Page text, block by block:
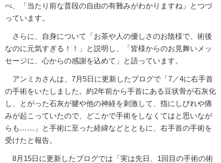
べ、「当たり前な普段の自由の有難みがわかりますね」とつづ
っています。
さらに、自身について「お茶や人の優しさのお陰様で、術後
なのに元気すぎる！！」と説明し、「皆様からのお見舞いメッ
セージに、心からの感謝を込めて」と語っています。
アンミカさんは、7月5日に更新したブログで「7／4に右手首
の手術をいたしました。約2年前から手首にある豆状骨が石灰化
し、とがった石灰が腱や他の神経を刺激して、指にしびれや痛
みが起こっていたので、どこかで手術をしなくてはと思いなが
らも……」と手術に至った経緯などとともに、右手首の手術を
受けたと報告。
8月15日に更新したブログでは「実は先日、1回目の手術の術